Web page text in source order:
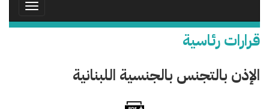
Toggle
قرارات رئاسية
الإذن بالتجنس بالجنسية اللبنانية